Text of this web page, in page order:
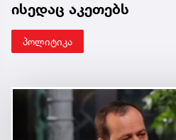
ისედაც აკეთებს
პოლიტიკა